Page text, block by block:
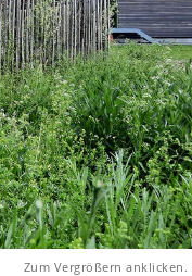
Zum Vergrößern